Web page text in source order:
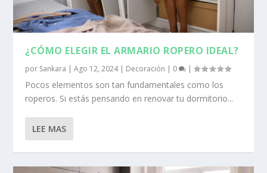
¿CÓMO ELEGIR EL ARMARIO ROPERO IDEAL?
por Sankara |Ago 12, 2024| Decoración | 0 |
Pocos elementos son tan fundamentales como los
roperos. Si estás pensando en renovar tu dormitorio...
LEE MAS